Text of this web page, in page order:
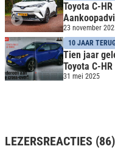
Toyota C-
23 november
10 JAAR
Tien jaar
Toyota C-
31 mei 2025
LEZERSREACTIES (86)